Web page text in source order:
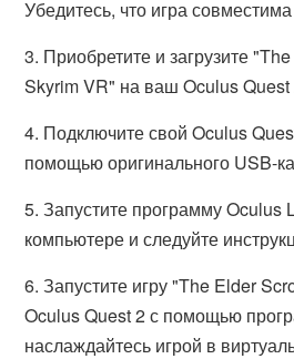
Убедитесь, что игра
3. Приобретите и загрузите
Skyrim VR" на ваш Oculus Quest
4. Подключите свой Oculus
помощью оригинального USB-
5. Запустите программу Oculus
компьютере и следуйте
6. Запустите игру "The Elder
Oculus Quest 2 с помощью
наслаждайтесь игрой в